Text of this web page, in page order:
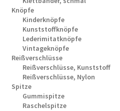
Knöpfe
Kinderknöpfe
Kunststoffknöpfe
Lederimitatknöpfe
Vintageknöpfe
Reißverschlüsse
Reißverschlüsse, Kunststoff
Reißverschlüsse, Nylon
Spitze
Gummispitze
Raschelspitze